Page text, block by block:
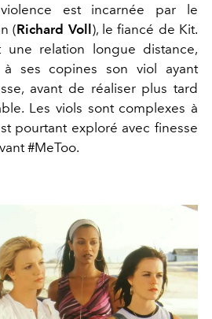
est incarnée par le
(Richard Voll), le fiancé de Kit.
une relation longue distance,
ses copines son viol ayant
avant de réaliser plus tard
Les viols sont complexes à
pourtant exploré avec finesse
#MeToo.